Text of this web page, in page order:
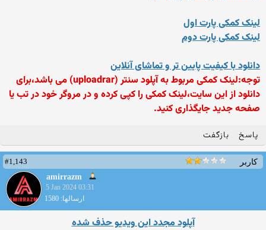
لینک کمکی پارت اول
لینک کمکی پارت دوم
دانلود با کیفیت پایین تر و تماشای آنلاین
توجه:لینک کمکی مربوط به آپلود سنتر (uploadrar) می باشد،برای
دانلود از این سایت،لینک کمکی را کپی کرده و در مروگر خود در تب یا
صفحه جدید جایگذاری کنید.
پاسخ بازگفت
کاربر
#1,143
amirrazm
5 Jan 2024 03:31
ارسالها: 1580
آپلود مجدد این ویدیو حذف شده